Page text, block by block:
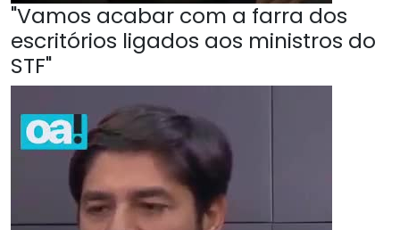
"Vamos acabar com a farra dos
escritórios ligados aos ministros do
STF"